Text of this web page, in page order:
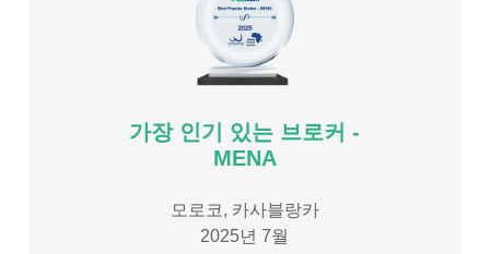
가장 인기 있는 브로커 -
MENA
모로코, 카사블랑카
2025년 7월